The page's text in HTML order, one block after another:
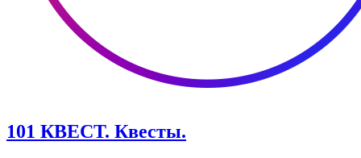
101 КВЕСТ. Квесты.